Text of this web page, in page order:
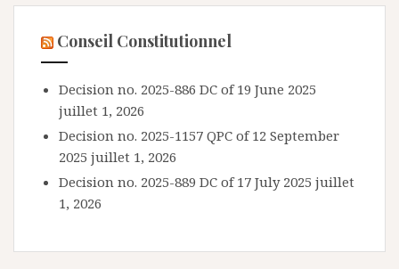
Conseil Constitutionnel
Decision no. 2025-886 DC of 19 June 2025
juillet 1, 2026
Decision no. 2025-1157 QPC of 12 September
2025 juillet 1, 2026
Decision no. 2025-889 DC of 17 July 2025 juillet
1, 2026